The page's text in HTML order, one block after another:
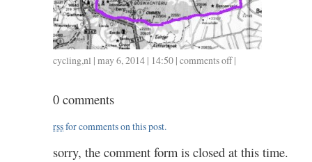
cycling,nl | may 6, 2014 | 14:50 | comments offon
|
0 comments
rssfor comments on this post.
sorry, the comment form is closed at this time.